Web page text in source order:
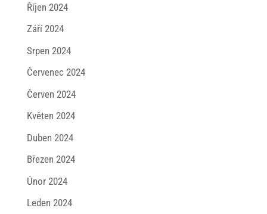
Říjen 2024
Září 2024
Srpen 2024
Červenec 2024
Červen 2024
Květen 2024
Duben 2024
Březen 2024
Únor 2024
Leden 2024